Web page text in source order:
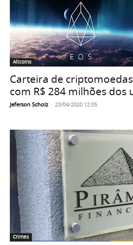
Altcoins
Carteira de
com R$ 284 milhões dos
Jeferson Scholz - 23/04/2020 12:05
Crimes